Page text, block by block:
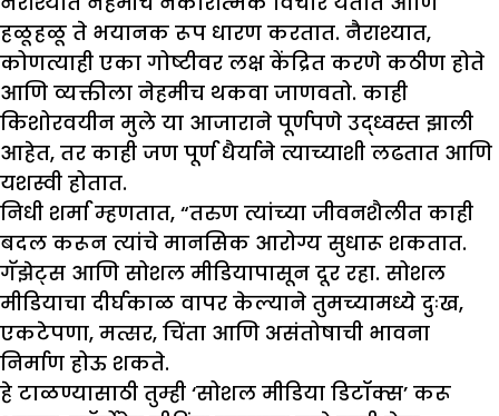
हळूहळू ते भयानक रूप धारण करतात. नैराश्यात,
कोणत्याही एका गोष्टीवर लक्ष केंद्रित करणे कठीण होते
आणि व्यक्तीला नेहमीच थकवा जाणवतो. काही
किशोरवयीन मुले या आजाराने पूर्णपणे उद्ध्वस्त झाली
आहेत, तर काही जण पूर्ण धैर्याने त्याच्याशी लढतात आणि
यशस्वी होतात.
निधी शर्मा म्हणतात, “तरुण त्यांच्या जीवनशैलीत काही
बदल करून त्यांचे मानसिक आरोग्य सुधारू शकतात.
गॅझेट्स आणि सोशल मीडियापासून दूर रहा. सोशल
मीडियाचा दीर्घकाळ वापर केल्याने तुमच्यामध्ये दुःख,
एकटेपणा, मत्सर, चिंता आणि असंतोषाची भावना
निर्माण होऊ शकते.
हे टाळण्यासाठी तुम्ही ‘सोशल मीडिया डिटॉक्स’ करू